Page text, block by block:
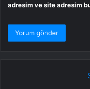
adresim ve site adresim